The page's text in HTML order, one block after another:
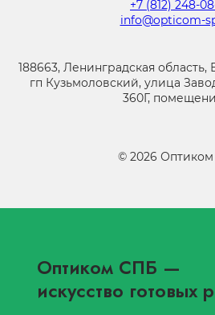
+7 (812) 248-
info@opticom-
188663, Ленинградская
гп Кузьмоловский, улица
360Г,
© 2026
Оптиком СПБ —
искусство готовых